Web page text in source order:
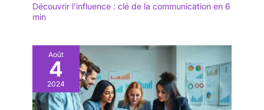
Découvrir l’influence : clé de la communication en 6
min
Août
4
2024